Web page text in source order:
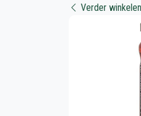
Verder winkelen